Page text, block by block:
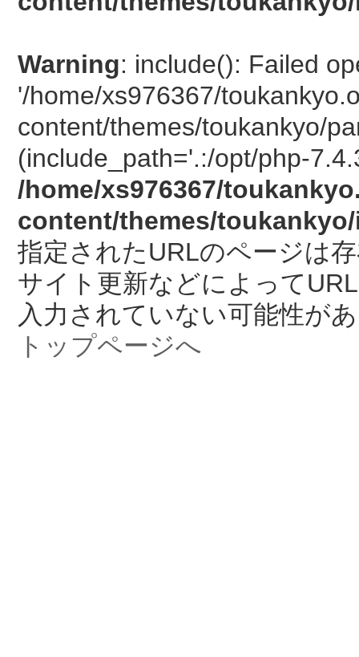
Warning: include(): Failed
'/home/xs976367/
content/themes/toukankyo/
(include_path='.:/opt/php-
/home/xs976367/
content/themes/
指定されたURLのページは
サイト更新などによって
入力されていない可能性が
トップページへ